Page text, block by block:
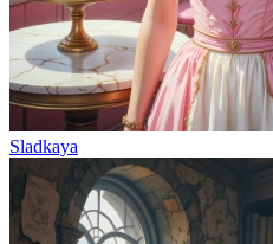
Sladkaya